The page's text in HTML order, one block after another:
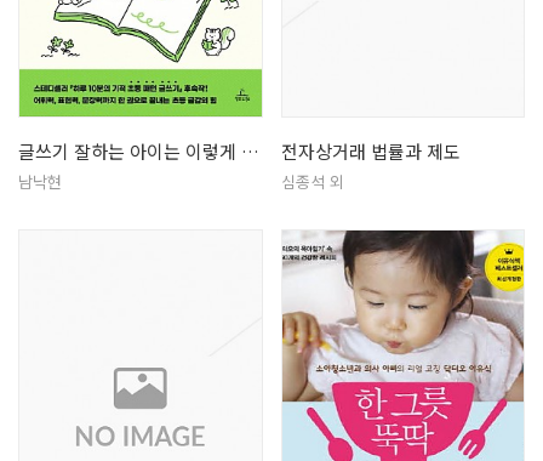
글쓰기 잘하는 아이는 이렇게 시작합니…
남낙현
전자상거래 법률과 제도
심종석 외